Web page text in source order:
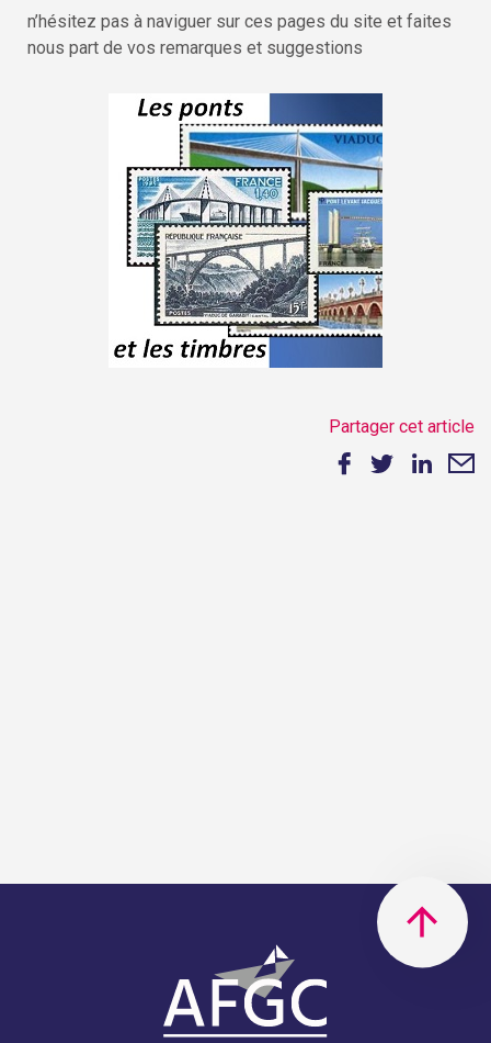
n’hésitez pas à naviguer sur ces pages du site et faites
nous part de vos remarques et suggestions
Partager cet article